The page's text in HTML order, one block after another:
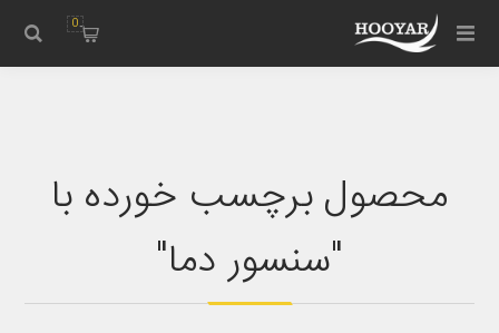
0
محصول برچسب خورده با
"سنسور دما"